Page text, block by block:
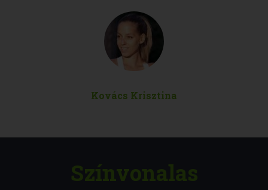
Kovács Krisztina
Színvonalas